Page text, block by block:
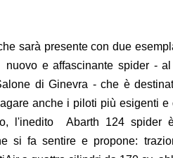
sarà presente con due
e affascinante spider -
di Ginevra - che è
anche i piloti più esigenti
l'inedito Abarth 124 spider
si fa sentire e propone: